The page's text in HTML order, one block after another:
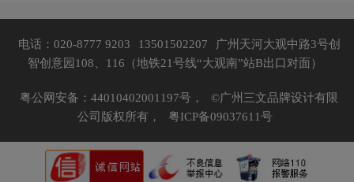
电话：020-8777 9203 13501502207
广州天河大观中路3号创
智创意园108、116（地铁21号线“大观南”站B出口对面）
粤公网安备：44010402001197号，
©广州三文品牌设计有限
公司版权所有，
粤ICP备09037611号